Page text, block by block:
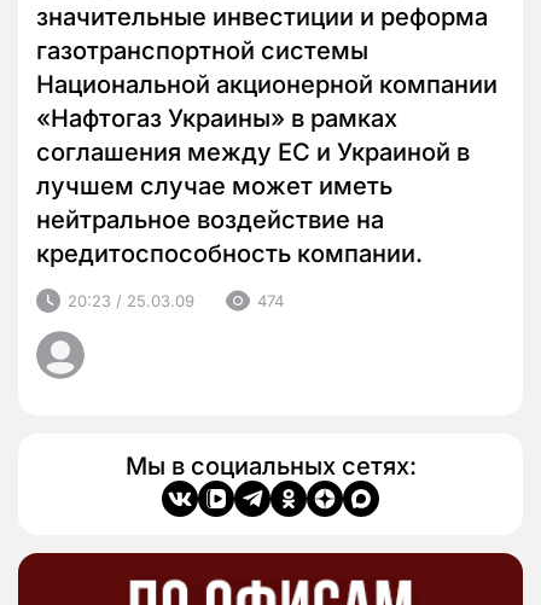
значительные инвестиции и реформа
газотранспортной системы
Национальной акционерной компании
«Нафтогаз Украины» в рамках
соглашения между ЕС и Украиной в
лучшем случае может иметь
нейтральное воздействие на
кредитоспособность компании.
20:23 / 25.03.09 474
Мы в социальных сетях: